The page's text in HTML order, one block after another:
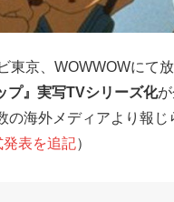
東京、WOWWOWにて
プ』実写TVシリーズ化
海外メディアより報じ
発表を追記）